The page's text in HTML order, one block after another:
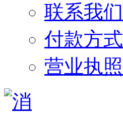
联系我们
付款方式
营业执照